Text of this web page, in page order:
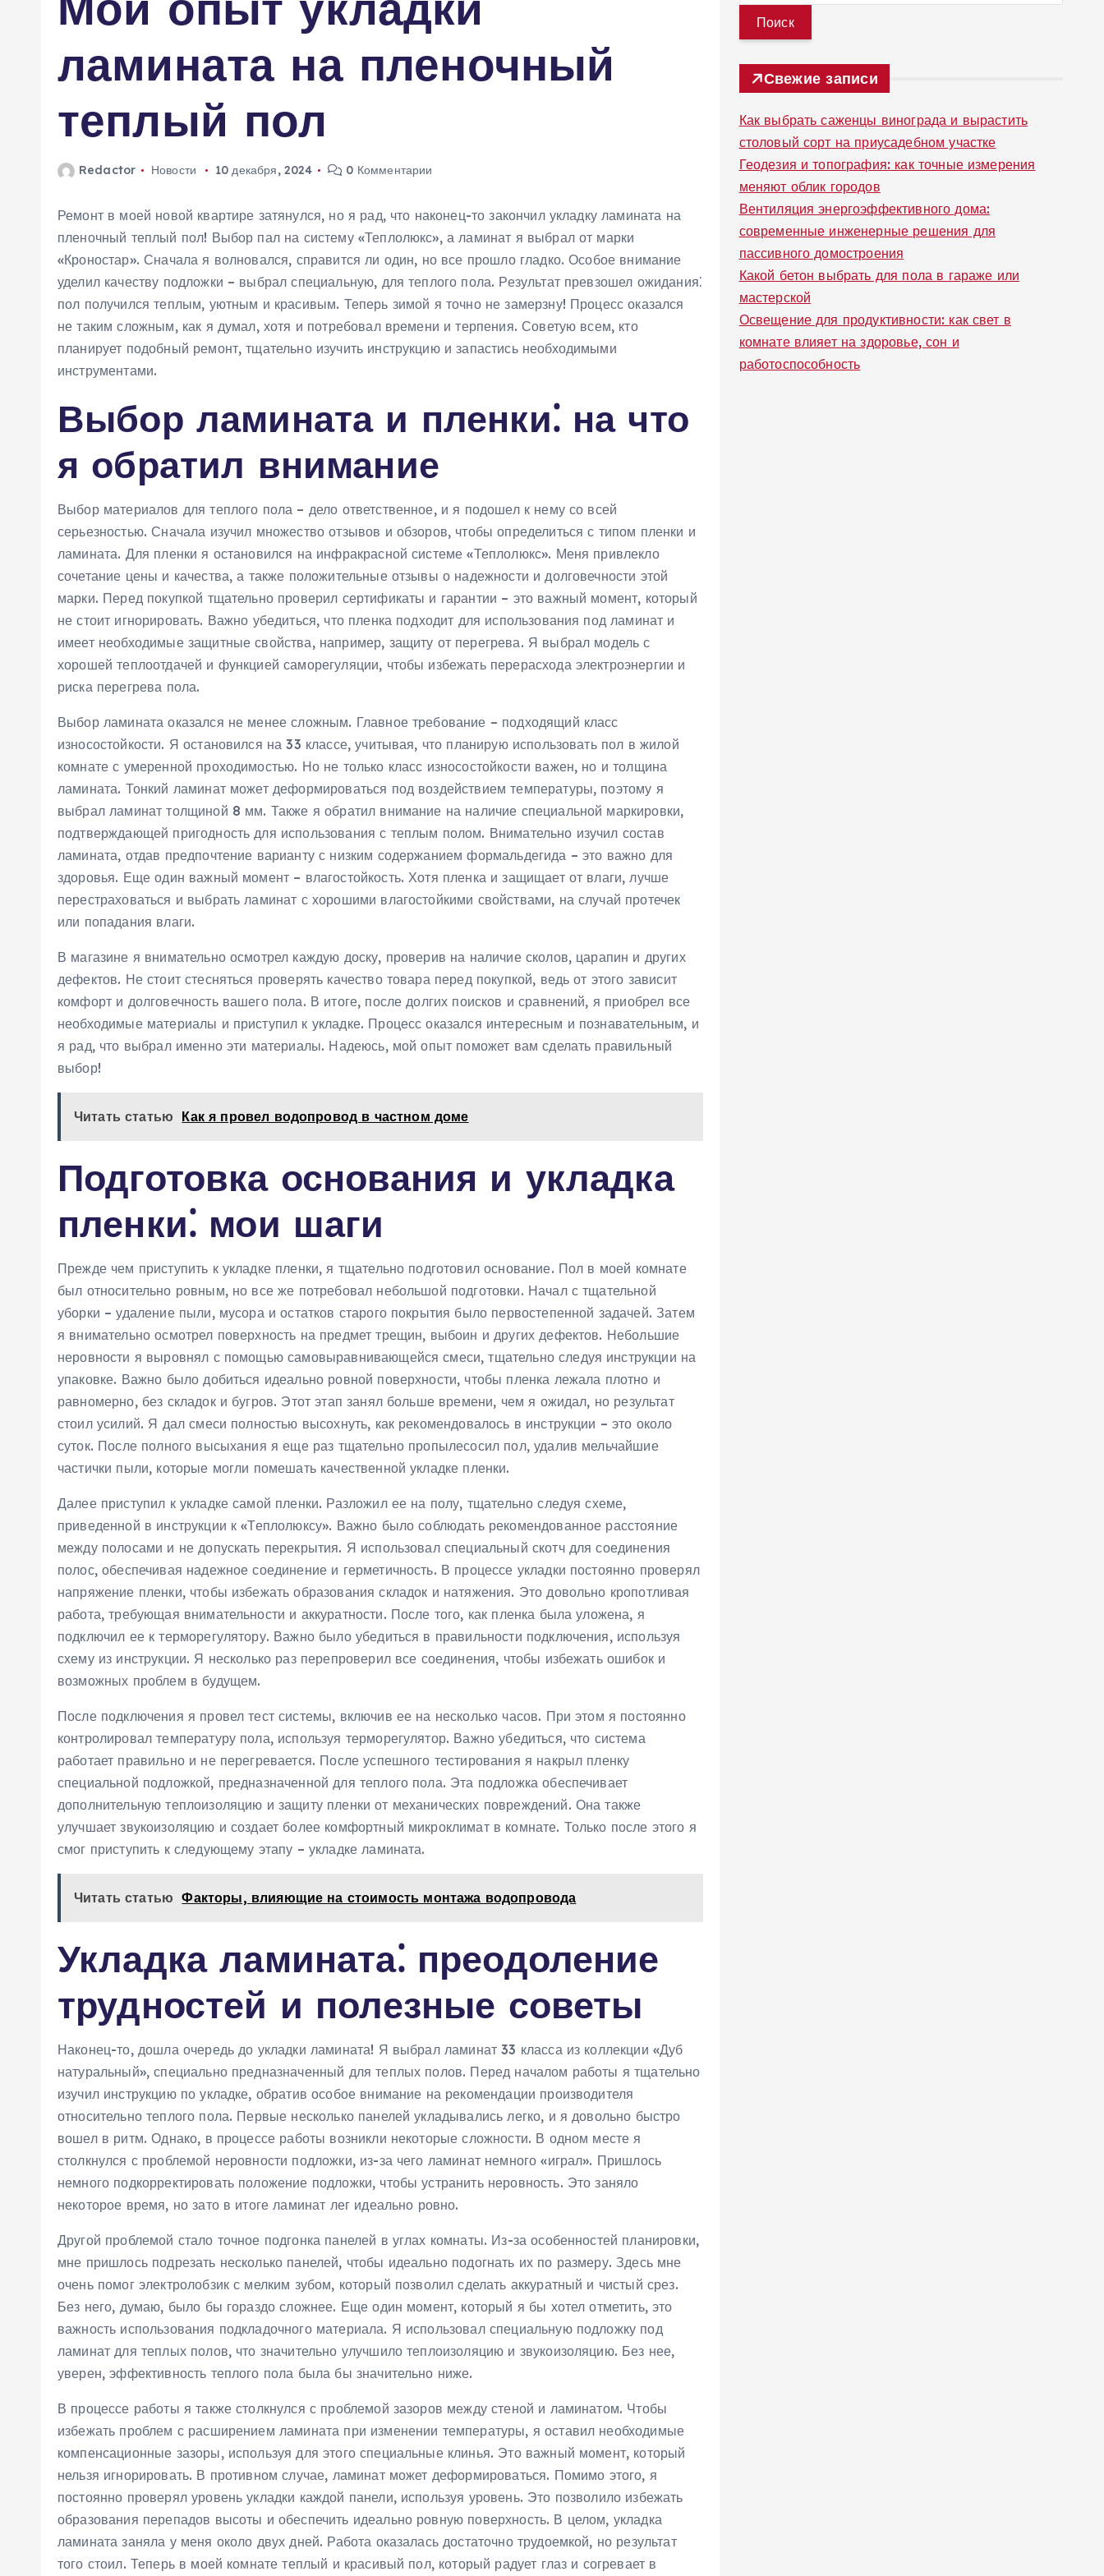
ламината на пленочный
теплый пол
Redactor Новости 10 декабря, 2024 0 Комментарии
Ремонт в моей новой квартире затянулся, но я рад, что наконец-то закончил укладку ламината на
пленочный теплый пол! Выбор пал на систему «Теплолюкс», а ламинат я выбрал от марки
«Кроностар». Сначала я волновался, справится ли один, но все прошло гладко. Особое внимание
уделил качеству подложки – выбрал специальную, для теплого пола. Результат превзошел ожидания⁚
пол получился теплым, уютным и красивым. Теперь зимой я точно не замерзну! Процесс оказался
не таким сложным, как я думал, хотя и потребовал времени и терпения. Советую всем, кто
планирует подобный ремонт, тщательно изучить инструкцию и запастись необходимыми
инструментами.
Выбор ламината и пленки⁚ на что
я обратил внимание
Выбор материалов для теплого пола – дело ответственное, и я подошел к нему со всей
серьезностью. Сначала изучил множество отзывов и обзоров, чтобы определиться с типом пленки и
ламината. Для пленки я остановился на инфракрасной системе «Теплолюкс». Меня привлекло
сочетание цены и качества, а также положительные отзывы о надежности и долговечности этой
марки. Перед покупкой тщательно проверил сертификаты и гарантии – это важный момент, который
не стоит игнорировать. Важно убедиться, что пленка подходит для использования под ламинат и
имеет необходимые защитные свойства, например, защиту от перегрева. Я выбрал модель с
хорошей теплоотдачей и функцией саморегуляции, чтобы избежать перерасхода электроэнергии и
риска перегрева пола.
Выбор ламината оказался не менее сложным. Главное требование – подходящий класс
износостойкости. Я остановился на 33 классе, учитывая, что планирую использовать пол в жилой
комнате с умеренной проходимостью. Но не только класс износостойкости важен, но и толщина
ламината. Тонкий ламинат может деформироваться под воздействием температуры, поэтому я
выбрал ламинат толщиной 8 мм. Также я обратил внимание на наличие специальной маркировки,
подтверждающей пригодность для использования с теплым полом. Внимательно изучил состав
ламината, отдав предпочтение варианту с низким содержанием формальдегида – это важно для
здоровья. Еще один важный момент – влагостойкость. Хотя пленка и защищает от влаги, лучше
перестраховаться и выбрать ламинат с хорошими влагостойкими свойствами, на случай протечек
или попадания влаги.
В магазине я внимательно осмотрел каждую доску, проверив на наличие сколов, царапин и других
дефектов. Не стоит стесняться проверять качество товара перед покупкой, ведь от этого зависит
комфорт и долговечность вашего пола. В итоге, после долгих поисков и сравнений, я приобрел все
необходимые материалы и приступил к укладке. Процесс оказался интересным и познавательным, и
я рад, что выбрал именно эти материалы. Надеюсь, мой опыт поможет вам сделать правильный
выбор!
Читать статью Как я провел водопровод в частном доме
Подготовка основания и укладка
пленки⁚ мои шаги
Прежде чем приступить к укладке пленки, я тщательно подготовил основание. Пол в моей комнате
был относительно ровным, но все же потребовал небольшой подготовки. Начал с тщательной
уборки – удаление пыли, мусора и остатков старого покрытия было первостепенной задачей. Затем
я внимательно осмотрел поверхность на предмет трещин, выбоин и других дефектов. Небольшие
неровности я выровнял с помощью самовыравнивающейся смеси, тщательно следуя инструкции на
упаковке. Важно было добиться идеально ровной поверхности, чтобы пленка лежала плотно и
равномерно, без складок и бугров. Этот этап занял больше времени, чем я ожидал, но результат
стоил усилий. Я дал смеси полностью высохнуть, как рекомендовалось в инструкции – это около
суток. После полного высыхания я еще раз тщательно пропылесосил пол, удалив мельчайшие
частички пыли, которые могли помешать качественной укладке пленки.
Далее приступил к укладке самой пленки. Разложил ее на полу, тщательно следуя схеме,
приведенной в инструкции к «Теплолюксу». Важно было соблюдать рекомендованное расстояние
между полосами и не допускать перекрытия. Я использовал специальный скотч для соединения
полос, обеспечивая надежное соединение и герметичность. В процессе укладки постоянно проверял
напряжение пленки, чтобы избежать образования складок и натяжения. Это довольно кропотливая
работа, требующая внимательности и аккуратности. После того, как пленка была уложена, я
подключил ее к терморегулятору. Важно было убедиться в правильности подключения, используя
схему из инструкции. Я несколько раз перепроверил все соединения, чтобы избежать ошибок и
возможных проблем в будущем.
После подключения я провел тест системы, включив ее на несколько часов. При этом я постоянно
контролировал температуру пола, используя терморегулятор. Важно убедиться, что система
работает правильно и не перегревается. После успешного тестирования я накрыл пленку
специальной подложкой, предназначенной для теплого пола. Эта подложка обеспечивает
дополнительную теплоизоляцию и защиту пленки от механических повреждений. Она также
улучшает звукоизоляцию и создает более комфортный микроклимат в комнате. Только после этого я
смог приступить к следующему этапу – укладке ламината.
Читать статью Факторы, влияющие на стоимость монтажа водопровода
Укладка ламината⁚ преодоление
трудностей и полезные советы
Наконец-то, дошла очередь до укладки ламината! Я выбрал ламинат 33 класса из коллекции «Дуб
натуральный», специально предназначенный для теплых полов. Перед началом работы я тщательно
изучил инструкцию по укладке, обратив особое внимание на рекомендации производителя
относительно теплого пола. Первые несколько панелей укладывались легко, и я довольно быстро
вошел в ритм. Однако, в процессе работы возникли некоторые сложности. В одном месте я
столкнулся с проблемой неровности подложки, из-за чего ламинат немного «играл». Пришлось
немного подкорректировать положение подложки, чтобы устранить неровность. Это заняло
некоторое время, но зато в итоге ламинат лег идеально ровно.
Другой проблемой стало точное подгонка панелей в углах комнаты. Из-за особенностей планировки,
мне пришлось подрезать несколько панелей, чтобы идеально подогнать их по размеру. Здесь мне
очень помог электролобзик с мелким зубом, который позволил сделать аккуратный и чистый срез.
Без него, думаю, было бы гораздо сложнее. Еще один момент, который я бы хотел отметить, это
важность использования подкладочного материала. Я использовал специальную подложку под
ламинат для теплых полов, что значительно улучшило теплоизоляцию и звукоизоляцию. Без нее,
уверен, эффективность теплого пола была бы значительно ниже.
В процессе работы я также столкнулся с проблемой зазоров между стеной и ламинатом. Чтобы
избежать проблем с расширением ламината при изменении температуры, я оставил необходимые
компенсационные зазоры, используя для этого специальные клинья. Это важный момент, который
нельзя игнорировать. В противном случае, ламинат может деформироваться. Помимо этого, я
постоянно проверял уровень укладки каждой панели, используя уровень. Это позволило избежать
образования перепадов высоты и обеспечить идеально ровную поверхность. В целом, укладка
ламината заняла у меня около двух дней. Работа оказалась достаточно трудоемкой, но результат
того стоил. Теперь в моей комнате теплый и красивый пол, который радует глаз и согревает в
т
и
Свежие записи
Как выбрать саженцы винограда и вырастить
столовый сорт на приусадебном участке
Геодезия и топография: как точные измерения
меняют облик городов
Вентиляция энергоэффективного дома:
современные инженерные решения для
пассивного домостроения
Какой бетон выбрать для пола в гараже или
мастерской
Освещение для продуктивности: как свет в
комнате влияет на здоровье, сон и
работоспособность